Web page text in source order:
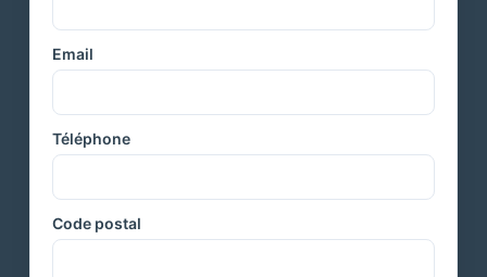
Email
Téléphone
Code postal